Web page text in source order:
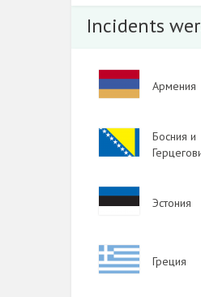
Incidents
Image
Армения
Image
Босния и
Image
Эстония
Image
Греция